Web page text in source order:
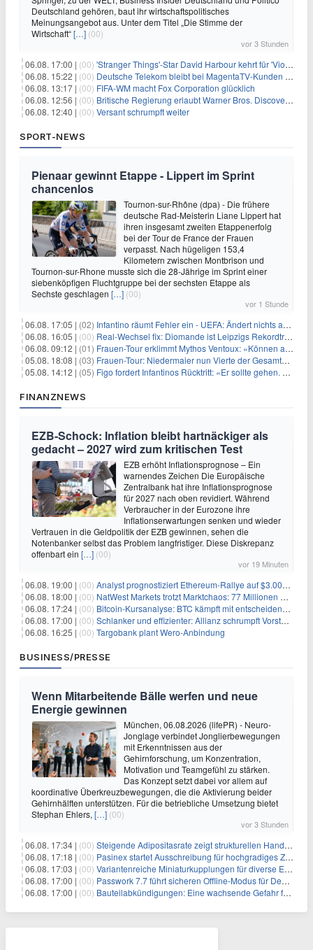
Deutschland gehören, baut ihr wirtschaftspolitisches
Meinungsangebot aus. Unter dem Titel „Die Stimme der
Wirtschaft“[…] (00)
vor 3 Stunden
06.08. 17:00 | (00) 'Stranger Things'-Star David Harbour kehrt für 'Violent Night 2' zurück – Kristen Bell stößt zur Besetzung
06.08. 15:22 | (00) Deutsche Telekom bleibt bei MagentaTV-Kunden vage
06.08. 13:17 | (00) FIFA-WM macht Fox Corporation glücklich
06.08. 12:56 | (00) Britische Regierung erlaubt Warner Bros. Discovery-Übernahme
06.08. 12:40 | (00) Versant schrumpft weiter
SPORT-NEWS
Pienaar gewinnt Etappe - Lippert im Sprint
chancenlos
Tournon-sur-Rhône (dpa) - Die frühere
deutsche Rad-Meisterin Liane Lippert hat
ihren insgesamt zweiten Etappenerfolg
bei der Tour de France der Frauen
verpasst. Nach hügeligen 153,4
Kilometern zwischen Montbrison und
Tournon-sur-Rhone musste sich die 28-Jährige im Sprint einer
siebenköpfigen Fluchtgruppe bei der sechsten Etappe als
Sechste geschlagen […] (00)
vor 1 Stunde
06.08. 17:05 | (02) Infantino räumt Fehler ein - UEFA: Ändert nichts an Boykott
06.08. 16:05 | (00) Real-Wechsel fix: Diomande ist Leipzigs Rekordtransfer
06.08. 09:12 | (01) Frauen-Tour erklimmt Mythos Ventoux: «Können alles schaffen»
05.08. 18:08 | (03) Frauen-Tour: Niedermaier nun Vierte der Gesamtwertung
05.08. 14:12 | (05) Figo fordert Infantinos Rücktritt: «Er sollte gehen. Jetzt»
FINANZNEWS
EZB-Schock: Inflation bleibt hartnäckiger als
gedacht – 2027 wird zum kritischen Test
EZB erhöht Inflationsprognose – Ein
warnendes Zeichen Die Europäische
Zentralbank hat ihre Inflationsprognose
für 2027 nach oben revidiert. Während
Verbraucher in der Eurozone ihre
Inflationserwartungen senken und wieder
Vertrauen in die Geldpolitik der EZB gewinnen, sehen die
Notenbanker selbst das Problem langfristiger. Diese Diskrepanz
offenbart ein […] (00)
vor 19 Minuten
06.08. 19:00 | (00) Analyst prognostiziert Ethereum-Rallye auf $3.000 nach entscheidendem On-Chain-Ausbruch
06.08. 18:00 | (00) NatWest Markets trotzt Marktchaos: 77 Millionen Pfund Gewinn im ersten Halbjahr
06.08. 17:24 | (00) Bitcoin-Kursanalyse: BTC kämpft mit entscheidender $65K-Hürde, während sich ein Liquidationscluster aufbaut
06.08. 17:00 | (00) Schlanker und effizienter: Allianz schrumpft Vorstand auf 8 Köpfe – das steckt dahinter
06.08. 16:25 | (00) Targobank plant Wero-Anbindung
BUSINESS/PRESSE
Wenn Mitarbeitende Bälle werfen und neue
Energie gewinnen
München, 06.08.2026 (lifePR) - Neuro-
Jonglage verbindet Jonglierbewegungen
mit Erkenntnissen aus der
Gehirnforschung, um Konzentration,
Motivation und Teamgefühl zu stärken.
Das Konzept setzt dabei vor allem auf
koordinative Überkreuzbewegungen, die die Aktivierung beider
Gehirnhälften unterstützen. Für die betriebliche Umsetzung bietet
Stephan Ehlers, […] (00)
vor 3 Stunden
06.08. 17:34 | (00) Steigende Adipositasrate zeigt strukturellen Handlungsbedarf bei der Ernährung schulpflichtiger Kinder
06.08. 17:18 | (00) Pasinex startet Ausschreibung für hochgradiges Zinksulfidkonzentrat mit Germanium- und Silbergehalten und stellt ein Betriebsupdate bereit
06.08. 17:03 | (00) Variantenreiche Miniaturkupplungen für diverse Einsatzbereiche
06.08. 17:00 | (00) Passwork 7.7 führt sicheren Offline-Modus für Desktop- und Mobile-Apps ein
06.08. 17:00 | (00) Bauteilabkündigungen: Eine wachsende Gefahr für industrielle Elektroniksysteme